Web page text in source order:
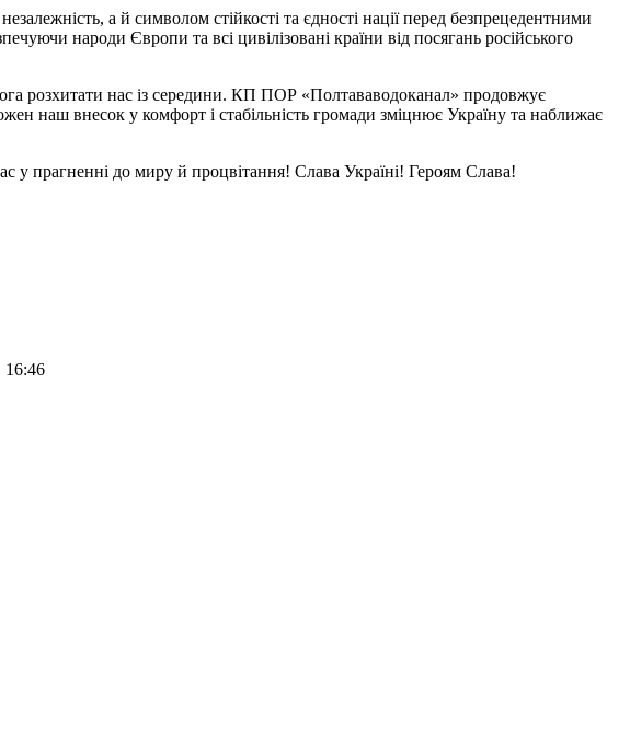
а й символом стійкості та єдності нації перед безпрецедентними
народи Європи та всі цивілізовані країни від посягань російського
розхитати нас із середини. КП ПОР «Полтававодоканал» продовжує
наш внесок у комфорт і стабільність громади зміцнює Україну та наближає
прагненні до миру й процвітання! Слава Україні! Героям Слава!
16:46